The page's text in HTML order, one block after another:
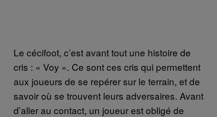
Le cécifoot, c’est avant tout une histoire de
cris : « Voy ». Ce sont ces cris qui permettent
aux joueurs de se repérer sur le terrain, et de
savoir où se trouvent leurs adversaires. Avant
d’aller au contact, un joueur est obligé de